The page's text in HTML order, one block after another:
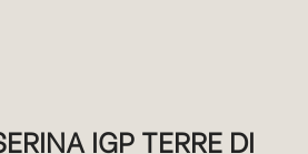
IGP TERRE DI